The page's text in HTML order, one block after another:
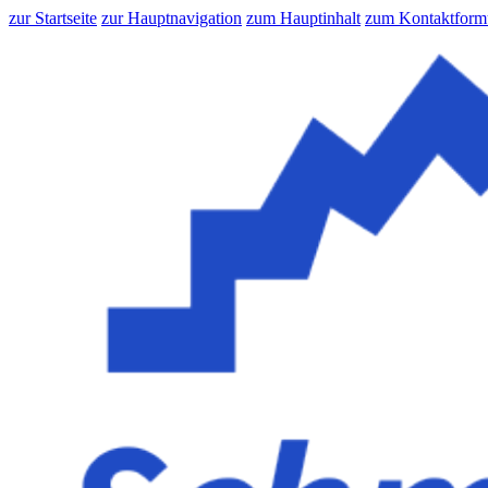
zur Startseite zur Hauptnavigation zum Hauptinhalt zum